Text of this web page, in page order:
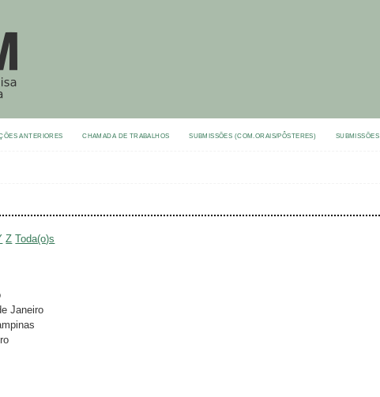
ANTERIORES CHAMADA DE TRABALHOS SUBMISSÕES (COM.ORAIS/PÔSTERES) SUBMISSÕES
Z Toda(o)s
Janeiro